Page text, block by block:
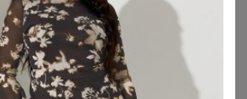
Vero Moda Curve Kleid VMCDORA DESY
SHEEGO
Stufenkleid